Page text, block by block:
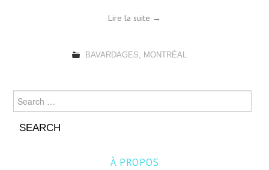
Lire la suite →
BAVARDAGES, MONTRÉAL
Search for:
À PROPOS